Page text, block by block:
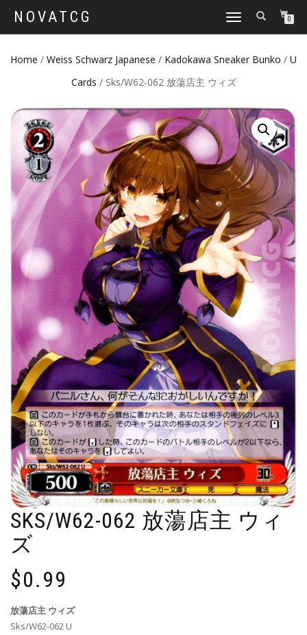
NOVATCG
TOGGLE
0
Home / Weiss Schwarz Japanese / Kadokawa Sneaker Bunko / U
Cards / Sks/W62-062 放蕩店主 ウィズ
SKS/W62-062 放蕩店主 ウィ
ズ
$0.99
放蕩店主 ウィズ
Sks/W62-062 U